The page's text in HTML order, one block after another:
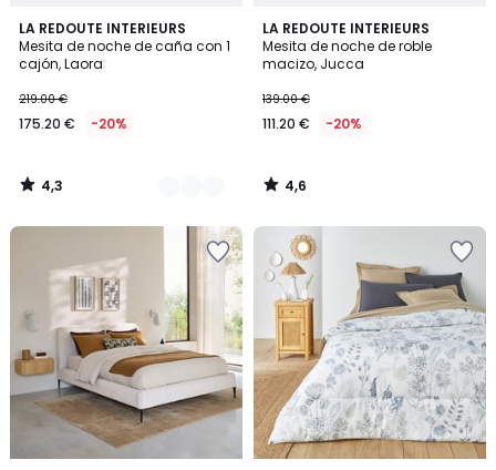
LA REDOUTE INTERIEURS
Mesita de noche de caña con 1
cajón, Laora
219.00 €
175.20 € -20%
4,3
/ 5
2
Colores
4,3
/
LA REDOUTE INTERIEURS
Mesita de noche de roble
macizo, Jucca
139.00 €
111.20 € -20%
4,6
/ 5
4,6
/